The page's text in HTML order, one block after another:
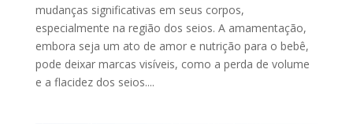
mudanças significativas em seus corpos,
especialmente na região dos seios. A amamentação,
embora seja um ato de amor e nutrição para o bebê,
pode deixar marcas visíveis, como a perda de volume
e a flacidez dos seios....